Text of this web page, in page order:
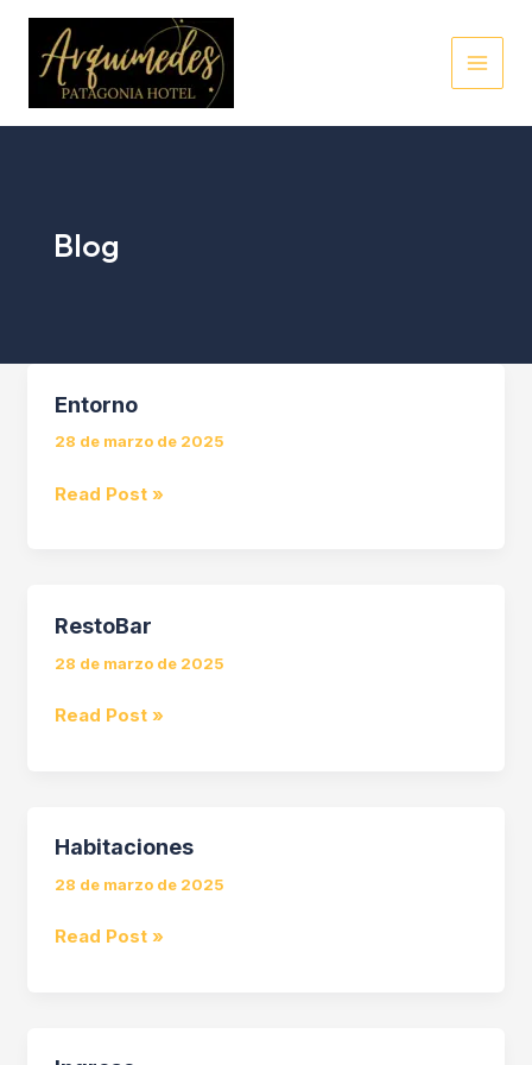
contenido
Blog
Entorno
28 de marzo de 2025
Entorno
Read Post »
RestoBar
28 de marzo de 2025
RestoBar
Read Post »
Habitaciones
28 de marzo de 2025
Habitaciones
Read Post »